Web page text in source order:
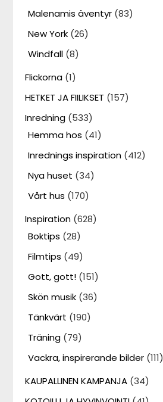
Malenamis äventyr (83)
New York (26)
Windfall (8)
Flickorna (1)
HETKET JA FIILIKSET (157)
Inredning (533)
Hemma hos (41)
Inrednings inspiration (412)
Nya huset (34)
Vårt hus (170)
Inspiration (628)
Boktips (28)
Filmtips (49)
Gott, gott! (151)
Skön musik (36)
Tänkvärt (190)
Träning (79)
Vackra, inspirerande bilder (111)
KAUPALLINEN KAMPANJA (34)